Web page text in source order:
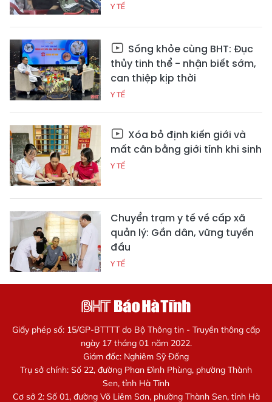
Y TẾ
Sống khỏe cùng BHT: Đục
thủy tinh thể - nhận biết sớm,
can thiệp kịp thời
Y TẾ
Xóa bỏ định kiến giới và
mất cân bằng giới tính khi sinh
Y TẾ
Chuyển trạm y tế về cấp xã
quản lý: Gần dân, vững tuyến
đầu
Y TẾ
Giấy phép số: 15/GP-BTTTT do Bộ Thông tin - Truyền thông cấp
ngày 17 tháng 01 năm 2022.
Giám đốc: Nghiêm Sỹ Đống
Trụ sở chính: Số 22, đường Phan Đình Phùng, phường Thành
Sen, tỉnh Hà Tĩnh
Cơ sở 2: Số 01, đường Võ Liêm Sơn, phường Thành Sen, tỉnh Hà